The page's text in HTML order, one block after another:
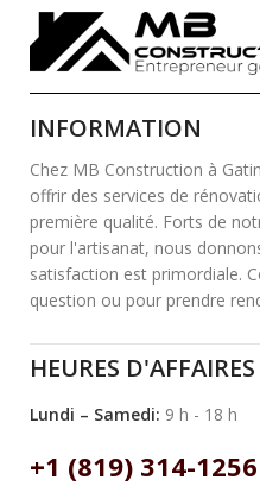
INFORMATION
Chez MB Construction à
offrir des services de
première qualité. Forts de
pour l'artisanat, nous
satisfaction est primordiale.
question ou pour prendre
HEURES D'AFFAIRES
Lundi – Samedi: 9 h - 18 h
+1 (819) 314-1256